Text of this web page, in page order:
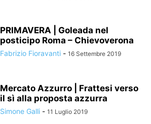
PRIMAVERA | Goleada nel
posticipo Roma – Chievoverona
Fabrizio Fioravanti - 16 Settembre 2019
Mercato Azzurro | Frattesi verso
il sì alla proposta azzurra
Simone Galli - 11 Luglio 2019